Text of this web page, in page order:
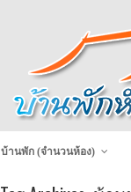
บ้านพัก (จำนวนห้อง)